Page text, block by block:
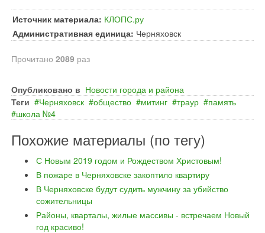
Источник материала: КЛОПС.ру
Административная единица: Черняховск
Прочитано 2089 раз
Опубликовано в Новости города и района
Теги
Черняховск общество митинг траур
память
школа №4
Похожие материалы (по тегу)
С Новым 2019 годом и Рождеством Христовым!
В пожаре в Черняховске закоптило квартиру
В Черняховске будут судить мужчину за убийство
сожительницы
Районы, кварталы, жилые массивы - встречаем Новый
год красиво!